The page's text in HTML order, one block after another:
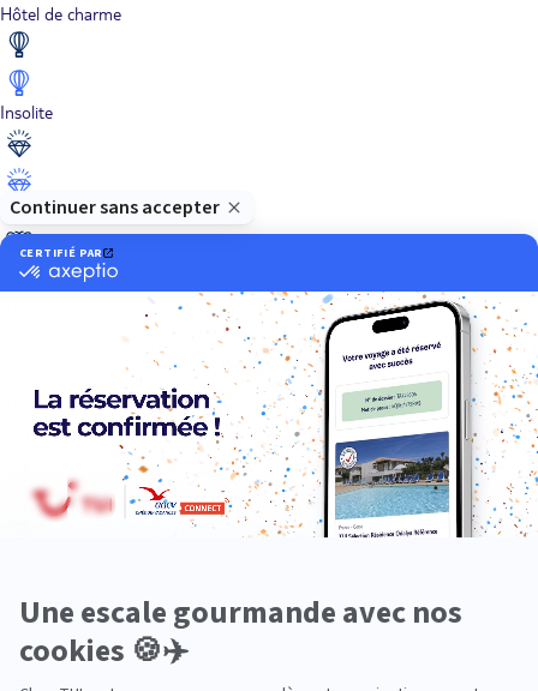
Hôtel de charme
Insolite
Luxe
Neige
Plongée
Premium